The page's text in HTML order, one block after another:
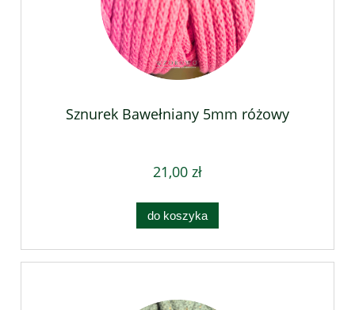
Sznurek Bawełniany 5mm różowy
21,00 zł
do koszyka